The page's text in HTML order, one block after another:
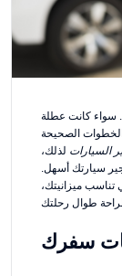
سواء كانت عطلة
الخطوات الصحيحة
السيارات لذلك،
سيارتك أسهل.
تناسب ميزانيتك،
سفرك